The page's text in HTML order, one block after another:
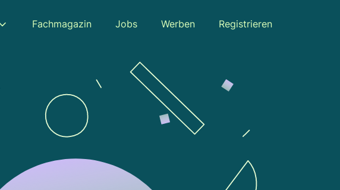
Fachmagazin Jobs Werben Registrieren